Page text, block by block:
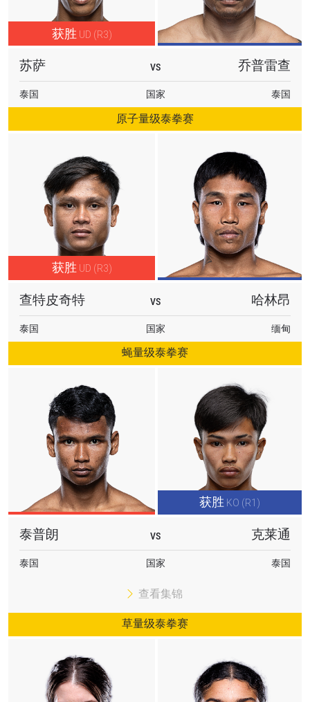
获胜 UD (R3)
苏萨 VS 乔普雷查
泰国 国家 泰国
原子量级泰拳赛
获胜 UD (R3)
查特皮奇特 VS 哈林昂
泰国 国家 缅甸
蝇量级泰拳赛
获胜 KO (R1)
泰普朗 VS 克莱通
泰国 国家 泰国
查看集锦
草量级泰拳赛